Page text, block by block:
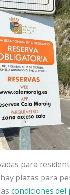
para
plazas para
condiciones del